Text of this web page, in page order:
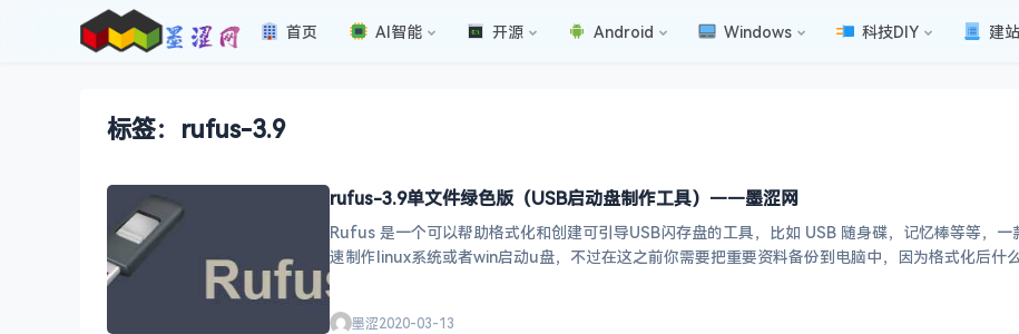
首页 AI智能 开源 Android Windows 科技DIY 建
标签：rufus-3.9
rufus-3.9单文件绿色版（USB启动盘制作工具）——墨涩网
Rufus 是一个可以帮助格式化和创建可引导USB闪存盘的工具，比如 USB 随身碟，记忆棒等等，
速制作linux系统或者win启动u盘，不过在这之前你需要把重要资料备份到电脑中，因为格式化后什
墨涩2020-03-13